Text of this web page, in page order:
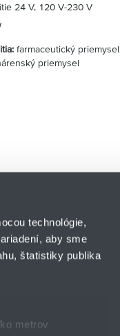
technológie,
aby sme
štatistiky publika
metrov
24 V, 120 V-230 V
farmaceutický
priemysel
543